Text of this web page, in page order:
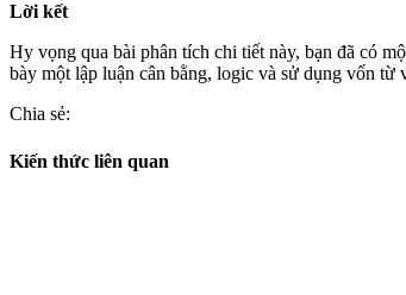
Lời kết
Hy vọng qua bài phân tích chi tiết này, bạn đã có
bày một lập luận cân bằng, logic và sử dụng vốn
Chia sẻ:
Kiến thức liên quan